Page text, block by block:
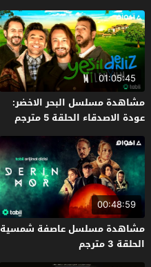
01:05:45
مشاهدة مسلسل البحر الاخضر:
عودة الاصدقاء الحلقة 5 مترجم
00:48:59
مشاهدة مسلسل عاصفة شمسية
الحلقة 3 مترجم